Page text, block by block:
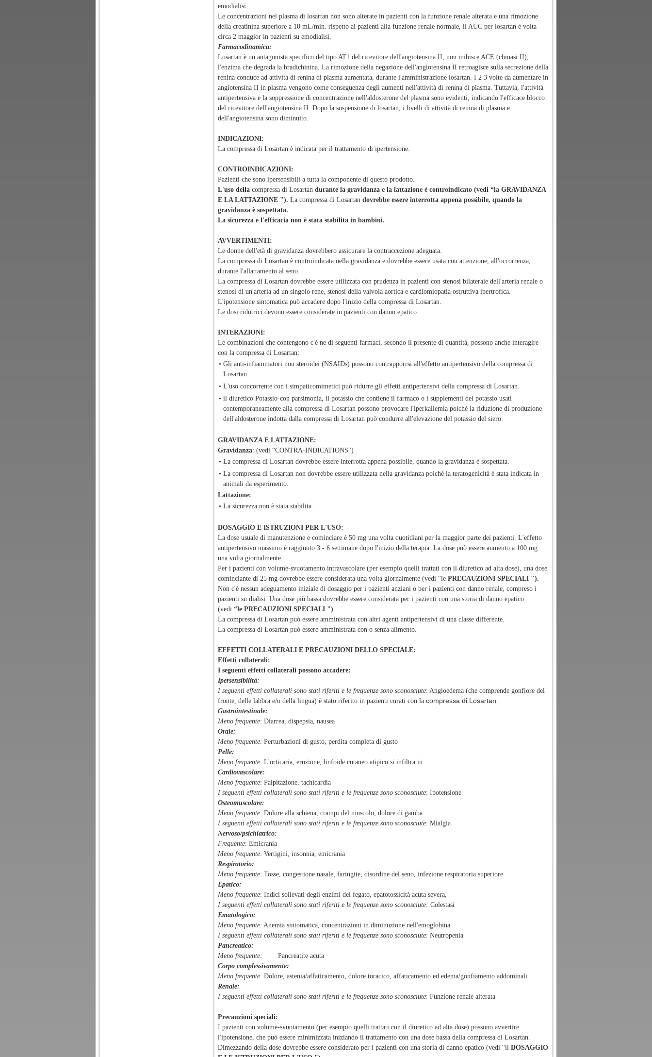
emodialisi.
Le concentrazioni nel plasma di losartan non sono alterate in pazienti con la funzione renale alterata e una rimozione
della creatinina superiore a 10 mL/min. rispetto ai pazienti alla funzione renale normale, il AUC per losartan è volta
circa 2 maggior in pazienti su emodialisi.
Farmacodinamica:
Losartan è un antagonista specifico del tipo AT1 del ricevitore dell'angiotensina II; non inibisce ACE (chinasi II),
l'enzima che degrada la bradichinina. La rimozione della negazione dell'angiotensina II retroagisce sulla secrezione della
renina conduce ad attività di renina di plasma aumentata, durante l'amministrazione losartan. I 2 3 volte da aumentare in
angiotensina II in plasma vengono come conseguenza degli aumenti nell'attività di renina di plasma. Tuttavia, l'attività
antipertensiva e la soppressione di concentrazione nell'aldosterone del plasma sono evidenti, indicando l'efficace blocco
del ricevitore dell'angiotensina II. Dopo la sospensione di losartan, i livelli di attività di renina di plasma e
dell'angiotensina sono diminuito.
INDICAZIONI:
La compressa di Losartan è indicata per il trattamento di ipertensione.
CONTROINDICAZIONI:
Pazienti che sono ipersensibili a tutta la componente di questo prodotto.
L'uso della compressa di Losartan durante la gravidanza e la lattazione è controindicato (vedi “la GRAVIDANZA
E LA LATTAZIONE "). La compressa di Losartan dovrebbe essere interrotta appena possibile, quando la
gravidanza è sospettata.
La sicurezza e l'efficacia non è stata stabilita in bambini.
AVVERTIMENTI:
Le donne dell'età di gravidanza dovrebbero assicurare la contraccezione adeguata.
La compressa di Losartan è controindicata nella gravidanza e dovrebbe essere usata con attenzione, all'occorrenza,
durante l'allattamento al seno.
La compressa di Losartan dovrebbe essere utilizzata con prudenza in pazienti con stenosi bilaterale dell'arteria renale o
stenosi di un'arteria ad un singolo rene, stenosi della valvola aortica e cardiomiopatia ostruttiva ipertrofica.
L'ipotensione sintomatica può accadere dopo l'inizio della compressa di Losartan.
Le dosi ridutrici devono essere considerate in pazienti con danno epatico.
INTERAZIONI:
Le combinazioni che contengono c'è ne di seguenti farmaci, secondo il presente di quantità, possono anche interagire
con la compressa di Losartan:
• Gli anti-infiammatori non steroidei (NSAIDs) possono contrapporrsi all'effetto antipertensivo della compressa di
Losartan.
• L'uso concorrente con i simpaticomimetici può ridurre gli effetti antipertensivi della compressa di Losartan.
• il diuretico Potassio-con parsimonia, il potassio che contiene il farmaco o i supplementi del potassio usati
contemporaneamente alla compressa di Losartan possono provocare l'iperkaliemia poiché la riduzione di produzione
dell'aldosterone indotta dalla compressa di Losartan può condurre all'elevazione del potassio del siero.
GRAVIDANZA E LATTAZIONE:
Gravidanza: (vedi “CONTRA-INDICATIONS")
• La compressa di Losartan dovrebbe essere interrotta appena possibile, quando la gravidanza è sospettata.
• La compressa di Losartan non dovrebbe essere utilizzata nella gravidanza poichè la teratogenicità è stata indicata in
animali da esperimento.
Lattazione:
• La sicurezza non è stata stabilita.
DOSAGGIO E ISTRUZIONI PER L'USO:
La dose usuale di manutenzione e cominciare è 50 mg una volta quotidiani per la maggior parte dei pazienti. L'effetto
antipertensivo massimo è raggiunto 3 - 6 settimane dopo l'inizio della terapia. La dose può essere aumento a 100 mg
una volta giornalmente.
Per i pazienti con volume-svuotamento intravascolare (per esempio quelli trattati con il diuretico ad alta dose), una dose
cominciante di 25 mg dovrebbe essere considerata una volta giornalmente (vedi “le PRECAUZIONI SPECIALI ").
Non c'è nessun adeguamento iniziale di dosaggio per i pazienti anziani o per i pazienti con danno renale, compreso i
pazienti su dialisi. Una dose più bassa dovrebbe essere considerata per i pazienti con una storia di danno epatico
(vedi “le PRECAUZIONI SPECIALI ").
La compressa di Losartan può essere amministrata con altri agenti antipertensivi di una classe differente.
La compressa di Losartan può essere amministrata con o senza alimento.
EFFETTI COLLATERALI E PRECAUZIONI DELLO SPECIALE:
Effetti collaterali:
I seguenti effetti collaterali possono accadere:
Ipersensibilità:
I seguenti effetti collaterali sono stati riferiti e le frequenze sono sconosciute: Angioedema (che comprende gonfiore del
fronte, delle labbra e/o della lingua) è stato riferito in pazienti curati con la compressa di Losartan.
Gastrointestinale:
Meno frequente: Diarrea, dispepsia, nausea
Orale:
Meno frequente: Perturbazioni di gusto, perdita completa di gusto
Pelle:
Meno frequente: L'orticaria, eruzione, linfoide cutaneo atipico si infiltra in
Cardiovascolare:
Meno frequente: Palpitazione, tachicardia
I seguenti effetti collaterali sono stati riferiti e le frequenze sono sconosciute: Ipotensione
Osteomuscolare:
Meno frequente: Dolore alla schiena, crampi del muscolo, dolore di gamba
I seguenti effetti collaterali sono stati riferiti e le frequenze sono sconosciute: Mialgia
Nervoso/psichiatrico:
Frequente: Emicrania
Meno frequente: Vertigini, insonnia, emicrania
Respiratorio:
Meno frequente: Tosse, congestione nasale, faringite, disordine del seno, infezione respiratoria superiore
Epatico:
Meno frequente: Indici sollevati degli enzimi del fegato, epatotossicità acuta severa,
I seguenti effetti collaterali sono stati riferiti e le frequenze sono sconosciute: Colestasi
Ematologico:
Meno frequente: Anemia sintomatica, concentrazioni in diminuzione nell'emoglobina
I seguenti effetti collaterali sono stati riferiti e le frequenze sono sconosciute: Neutropenia
Pancreatico:
Meno frequente: Pancreatite acuta
Corpo complessivamente:
Meno frequente: Dolore, astenia/affaticamento, dolore toracico, affaticamento ed edema/gonfiamento addominali
Renale:
I seguenti effetti collaterali sono stati riferiti e le frequenze sono sconosciute: Funzione renale alterata
Precauzioni speciali:
I pazienti con volume-svuotamento (per esempio quelli trattati con il diuretico ad alta dose) possono avvertire
l'ipotensione, che può essere minimizzata iniziando il trattamento con una dose bassa della compressa di Losartan.
Dimezzando della dose dovrebbe essere considerato per i pazienti con una storia di danno epatico (vedi “il DOSAGGIO